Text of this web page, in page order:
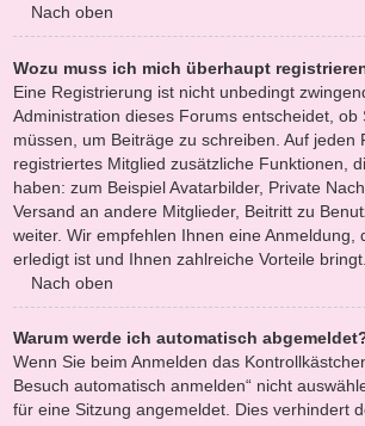
Nach oben
Wozu muss ich mich überhaupt
Eine Registrierung ist nicht unbedingt
Administration dieses Forums entscheidet, ob
müssen, um Beiträge zu schreiben. Auf jeden
registriertes Mitglied zusätzliche Funktionen,
haben: zum Beispiel Avatarbilder, Private
Versand an andere Mitglieder, Beitritt zu
weiter. Wir empfehlen Ihnen eine Anmeldung,
erledigt ist und Ihnen zahlreiche Vorteile bringt.
Nach oben
Warum werde ich automatisch
Wenn Sie beim Anmelden das
Besuch automatisch anmelden“ nicht
für eine Sitzung angemeldet. Dies verhindert